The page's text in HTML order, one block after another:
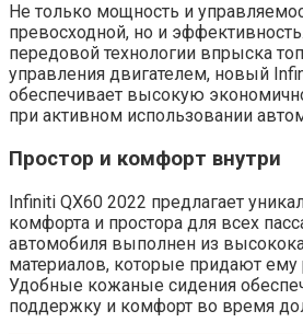
Не только мощность и
превосходной, но и
передовой технологии впрыска
управления двигателем, новый
обеспечивает высокую
при активном использовании
Простор и комфорт внутри
Infiniti QX60 2022 предлагает
комфорта и простора для всех
автомобиля выполнен из
материалов, которые придают
Удобные кожаные сидения
поддержку и комфорт во время